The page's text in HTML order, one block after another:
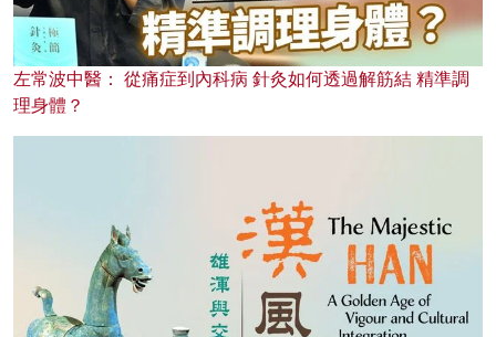
左常波中醫： 從痛症到內科病 針灸如何透過解筋結 精準調
理身體？